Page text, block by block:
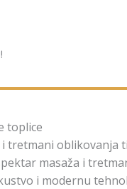
toplice
tretmani oblikovanja
masaža i
i modernu